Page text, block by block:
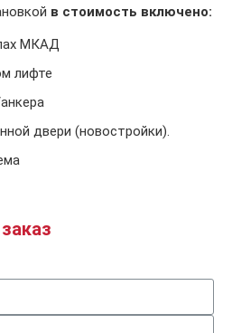
в стоимость включено:
МКАД
лифте
двери (новостройки).